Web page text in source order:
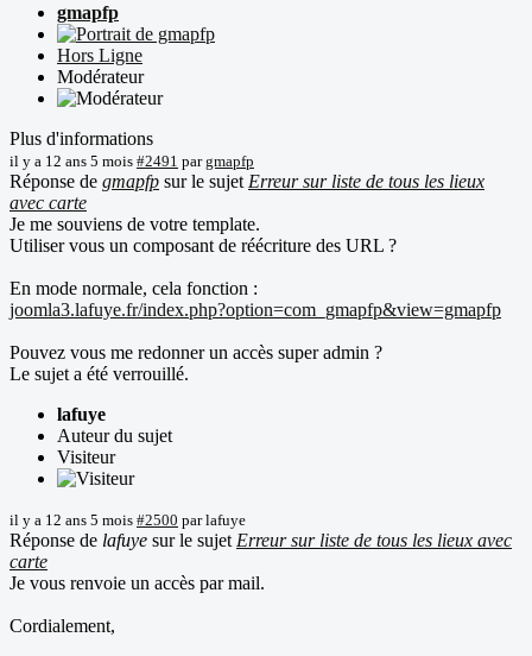
gmapfp
Hors Ligne
Modérateur
Plus d'informations
il y a 12 ans 5 mois #2491 pargmapfp
Réponse de gmapfp sur le sujet Erreur sur liste de tous les lieux
avec carte
Je me souviens de votre template.
Utiliser vous un composant de réécriture des URL ?
En mode normale, cela fonction :
joomla3.lafuye.fr/index.php?option=com_gmapfp&view=gmapfp
Pouvez vous me redonner un accès super admin ?
Le sujet a été verrouillé.
lafuye
Auteur du sujet
Visiteur
il y a 12 ans 5 mois #2500 parlafuye
Réponse de lafuye sur le sujet Erreur sur liste de tous les lieux avec
carte
Je vous renvoie un accès par mail.
Cordialement,